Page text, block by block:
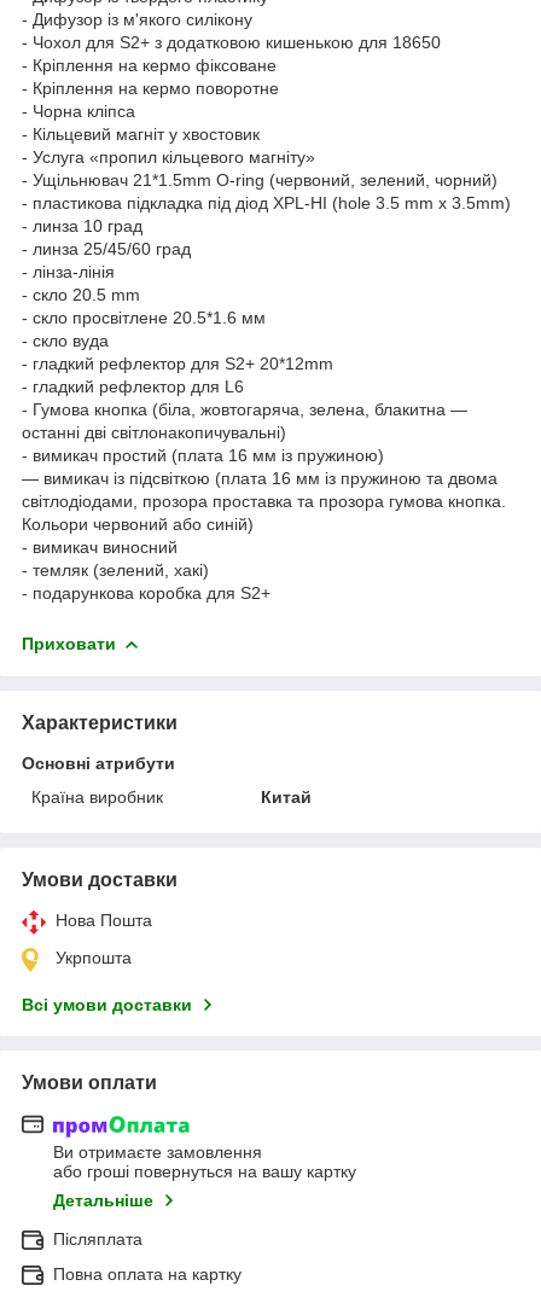
- Дифузор із м'якого силікону
- Чохол для S2+ з додатковою кишенькою для 18650
- Кріплення на кермо фіксоване
- Кріплення на кермо поворотне
- Чорна кліпса
- Кільцевий магніт у хвостовик
- Услуга «пропил кільцевого магніту»
- Ущільнювач 21*1.5mm O-ring (червоний, зелений, чорний)
- пластикова підкладка під діод XPL-HI (hole 3.5 mm x 3.5mm)
- линза 10 град
- линза 25/45/60 град
- лінза-лінія
- скло 20.5 mm
- скло просвітлене 20.5*1.6 мм
- скло вуда
- гладкий рефлектор для S2+ 20*12mm
- гладкий рефлектор для L6
- Гумова кнопка (біла, жовтогаряча, зелена, блакитна —
останні дві світлонакопичувальні)
- вимикач простий (плата 16 мм із пружиною)
— вимикач із підсвіткою (плата 16 мм із пружиною та двома
світлодіодами, прозора проставка та прозора гумова кнопка.
Кольори червоний або синій)
- вимикач виносний
- темляк (зелений, хакі)
- подарункова коробка для S2+
Приховати
Характеристики
Основні атрибути
Країна виробник
Китай
Умови доставки
Нова Пошта
Укрпошта
Всі умови доставки
Умови оплати
Ви отримаєте замовлення
або гроші повернуться на вашу картку
Детальніше
Післяплата
Повна оплата на картку